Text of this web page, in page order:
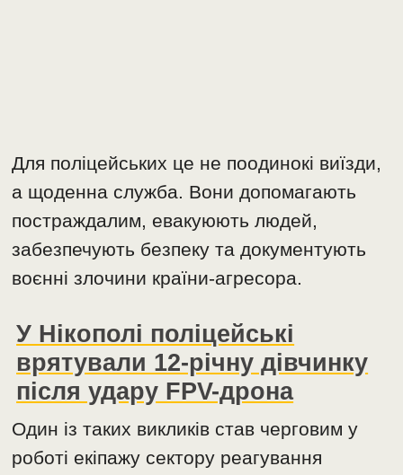
Для поліцейських це не поодинокі виїзди,
а щоденна служба. Вони допомагають
постраждалим, евакуюють людей,
забезпечують безпеку та документують
воєнні злочини країни-агресора.
У Нікополі поліцейські
врятували 12-річну дівчинку
після удару FPV-дрона
Один із таких викликів став черговим у
роботі екіпажу сектору реагування